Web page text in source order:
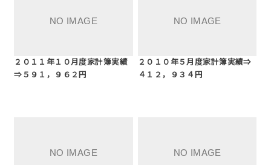
２０１１年１０月度家計簿実績
⇒５９１，９６２円
２０１０年５月度家計簿実績⇒
４１２，９３４円